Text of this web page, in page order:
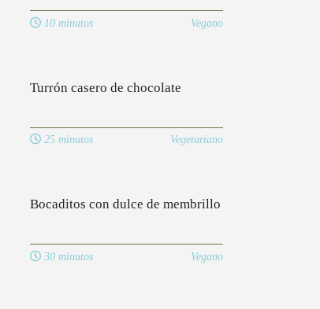
10 minutos Vegano
Turrón casero de chocolate
25 minutos Vegetariano
Bocaditos con dulce de membrillo
30 minutos Vegano